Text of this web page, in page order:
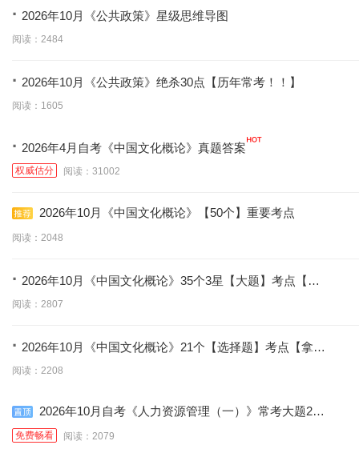
· 2026年10月《公共政策》星级思维导图
阅读：2484
· 2026年10月《公共政策》绝杀30点【历年常考！！】
阅读：1605
· 2026年4月自考《中国文化概论》真题答案
权威估分 阅读：31002
2026年10月《中国文化概论》【50个】重要考点
阅读：2048
· 2026年10月《中国文化概论》35个3星【大题】考点【拿
分必背】
阅读：2807
· 2026年10月《中国文化概论》21个【选择题】考点【拿分
必学】
阅读：2208
2026年10月自考《人力资源管理（一）》常考大题25
道
免费畅看 阅读：2079